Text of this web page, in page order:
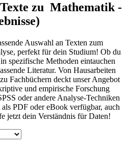
zu Mathematik -
Auswahl an Texten zum
perfekt für dein Studium! Ob du
spezifische Methoden eintauchen
Literatur. Von Hausarbeiten
Fachbüchern deckt unser Angebot
und empirische Forschung
oder andere Analyse-Techniken
PDF oder eBook verfügbar, auch
jetzt dein Verständnis für Daten!